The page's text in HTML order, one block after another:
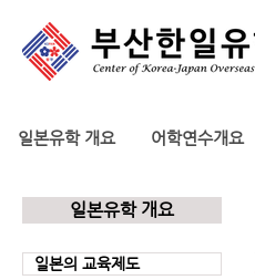
일본유학 개요 어학연수개요
일본유학 개요
일본의 교육제도